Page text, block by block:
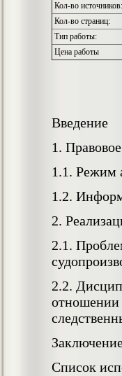
Кол-во источников:
Кол-во страниц:
Тип работы:
Цена работы
Введение
1.
1.1. Режим
1.2.
2.
2.1.
2.2.
отношении
Список